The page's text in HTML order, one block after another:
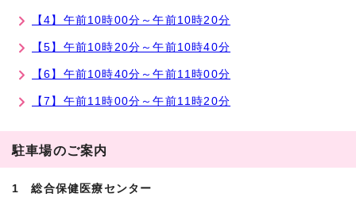
【4】午前10時00分～午前10時20分
【5】午前10時20分～午前10時40分
【6】午前10時40分～午前11時00分
【7】午前11時00分～午前11時20分
駐車場のご案内
1 総合保健医療センター